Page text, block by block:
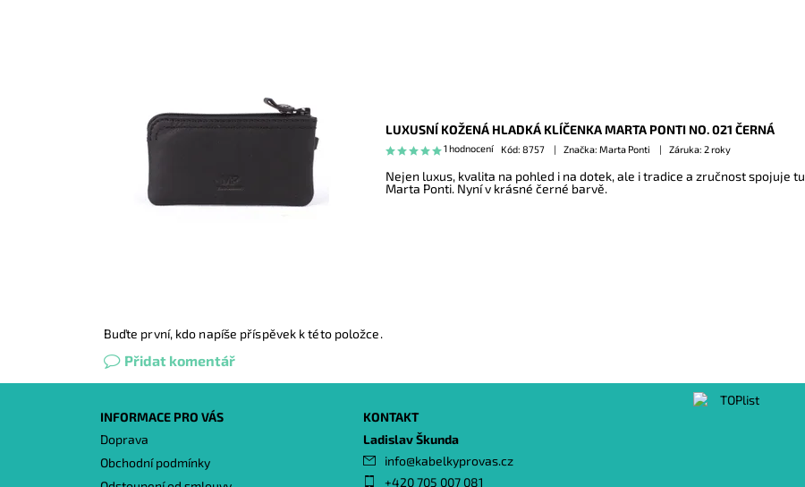
LUXUSNÍ KOŽENÁ HLADKÁ KLÍČENKA MARTA PONTI NO. 021 ČERNÁ
1 hodnocení Kód: 8757 Značka: Marta Ponti Záruka: 2 roky
Nejen luxus, kvalita na pohled i na dotek, ale i tradice a zručnost spojuje
Marta Ponti. Nyní v krásné černé barvě.
Buďte první, kdo napíše příspěvek k této položce.
Přidat komentář
INFORMACE PRO VÁS
Doprava
Obchodní podmínky
KONTAKT
Ladislav Škunda
info@kabelkyprovas.cz
+420 705 007 081